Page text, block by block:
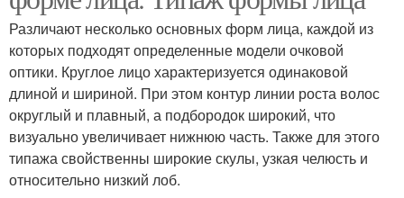
Различают несколько основных форм лица, каждой из
которых подходят определенные модели очковой
оптики. Круглое лицо характеризуется одинаковой
длиной и шириной. При этом контур линии роста волос
округлый и плавный, а подбородок широкий, что
визуально увеличивает нижнюю часть. Также для этого
типажа свойственны широкие скулы, узкая челюсть и
относительно низкий лоб.